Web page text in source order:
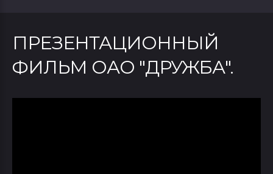
ПРЕЗЕНТАЦИОННЫЙ
ФИЛЬМ ОАО "ДРУЖБА".